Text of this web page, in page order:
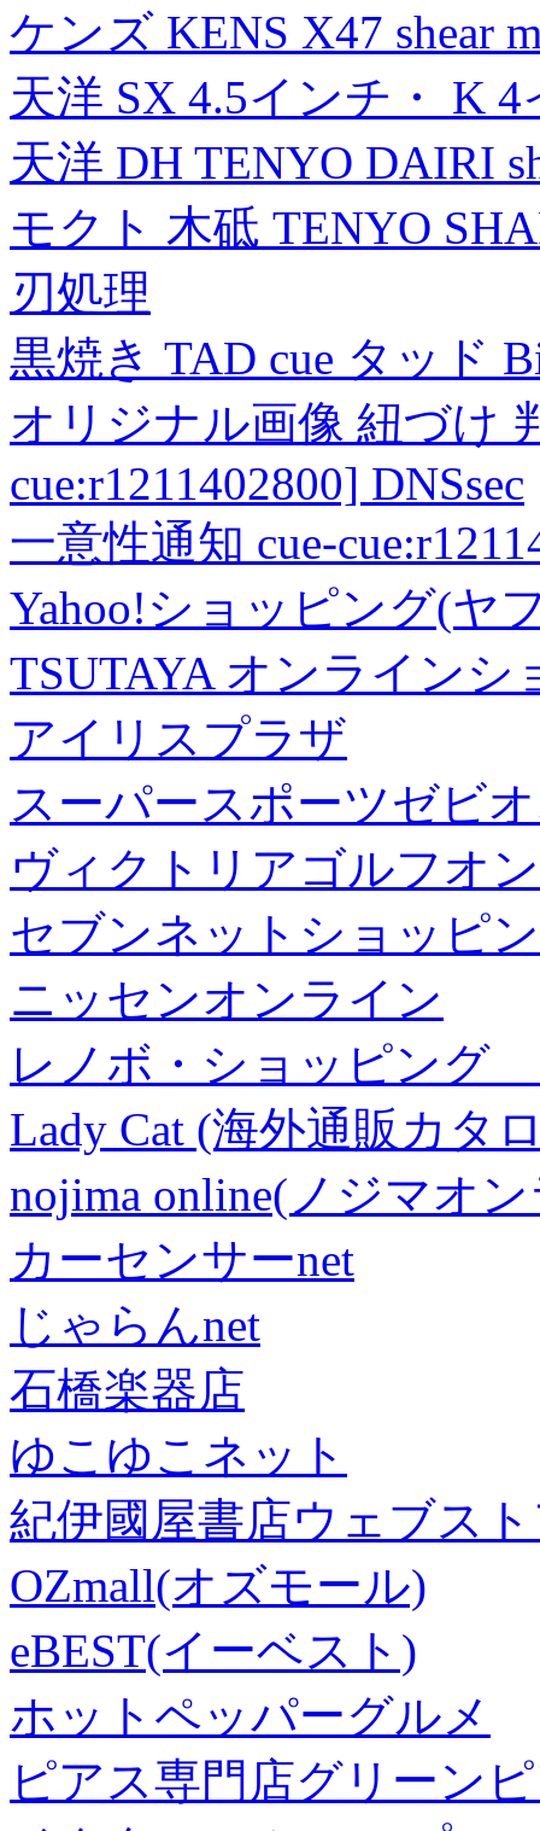
ケンズ KENS X47 shear
天洋 SX 4.5インチ・ K
天洋 DH TENYO DAIRI
モクト 木砥 TENYO
刃処理
黒焼き TAD cue タッド
オリジナル画像 紐づけ
cue:r1211402800] DNSsec
一意性通知 cue-
Yahoo!ショッピング(ヤ
TSUTAYA オンラインシ
アイリスプラザ
スーパースポーツゼビ
ヴィクトリアゴルフオ
セブンネットショッピ
ニッセンオンライン
レノボ・ショッピング
Lady Cat (海外通販カタ
nojima online(ノジマオ
カーセンサーnet
じゃらんnet
石橋楽器店
ゆこゆこネット
紀伊國屋書店ウェブス
OZmall(オズモール)
eBEST(イーベスト)
ホットペッパーグルメ
ピアス専門店グリーン